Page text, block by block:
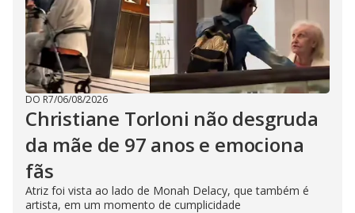
DO R7/06/08/2026
Christiane Torloni não desgruda
da mãe de 97 anos e emociona
fãs
Atriz foi vista ao lado de Monah Delacy, que também é
artista, em um momento de cumplicidade